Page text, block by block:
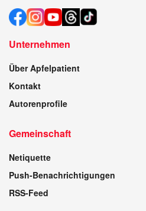
Unternehmen
Über Apfelpatient
Kontakt
Autorenprofile
Gemeinschaft
Netiquette
Push-Benachrichtigungen
RSS-Feed